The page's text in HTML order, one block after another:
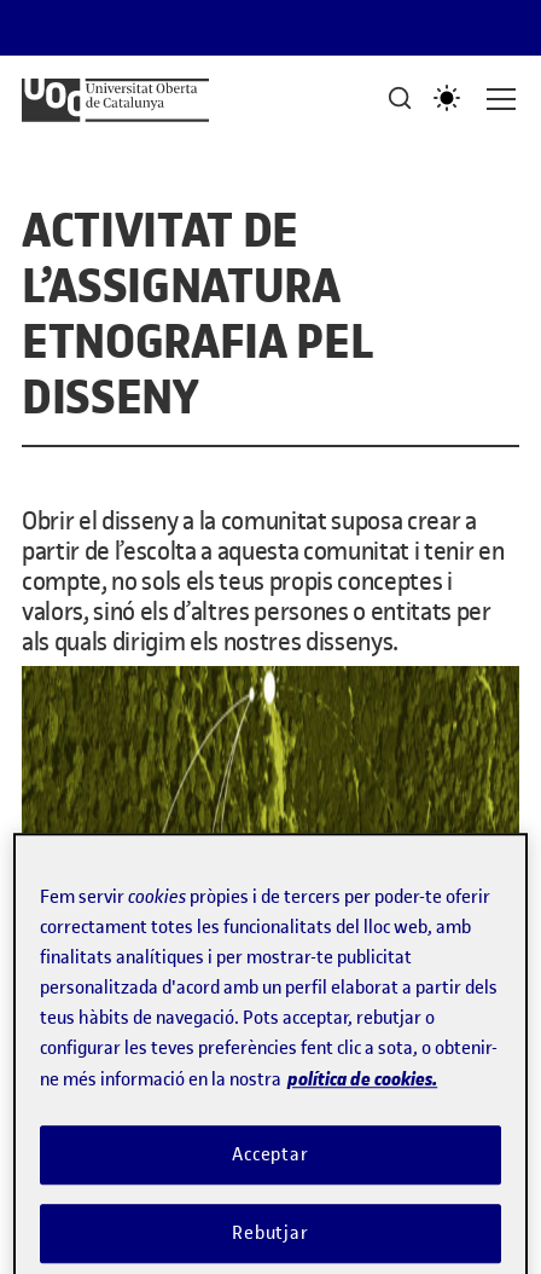
PORTAFOLIS DEL GRAU DE DISSENY I CREACIÓ DIGITALS
Mostra de treballs d'estudiants
ACTIVITAT DE
L’ASSIGNATURA
ETNOGRAFIA PEL
DISSENY
Obrir el disseny a la comunitat suposa crear a
partir de l’escolta a aquesta comunitat i tenir en
compte, no sols els teus propis conceptes i
valors, sinó els d’altres persones o entitats per
als quals dirigim els nostres dissenys.
Fem servircookies pròpies i de tercers per poder-te oferir
correctament totes les funcionalitats del lloc web, amb
finalitats analítiques i per mostrar-te publicitat
personalitzada d'acord amb un perfil elaborat a partir dels
teus hàbits de navegació. Pots acceptar, rebutjar o
configurar les teves preferències fent clic a sota, o obtenir-
ne més informació en la nostra política de cookies.
Rebutjar
Acceptar